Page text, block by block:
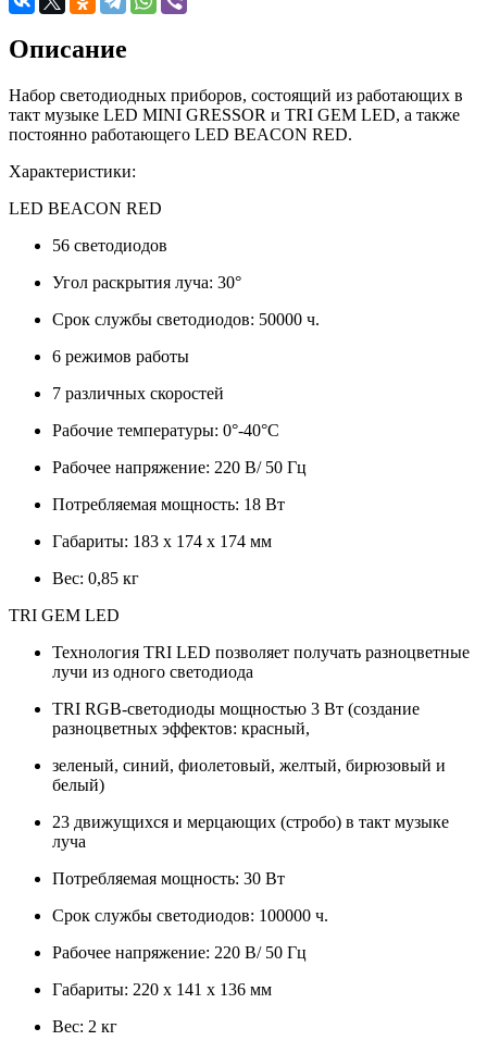
Описание
Набор светодиодных приборов, состоящий из работающих в
такт музыке LED MINI GRESSOR и TRI GEM LED, а также
постоянно работающего LED BEACON RED.
Характеристики:
LED BEACON RED
56 светодиодов
Угол раскрытия луча: 30°
Срок службы светодиодов: 50000 ч.
6 режимов работы
7 различных скоростей
Рабочие температуры: 0°-40°С
Рабочее напряжение: 220 В/ 50 Гц
Потребляемая мощность: 18 Вт
Габариты: 183 х 174 х 174 мм
Вес: 0,85 кг
TRI GEM LED
Технология TRI LED позволяет получать разноцветные
лучи из одного светодиода
TRI RGB-светодиоды мощностью 3 Вт (создание
разноцветных эффектов: красный,
зеленый, синий, фиолетовый, желтый, бирюзовый и
белый)
23 движущихся и мерцающих (стробо) в такт музыке
луча
Потребляемая мощность: 30 Вт
Срок службы светодиодов: 100000 ч.
Рабочее напряжение: 220 В/ 50 Гц
Габариты: 220 х 141 х 136 мм
Вес: 2 кг